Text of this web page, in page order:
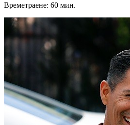
Времетраене: 60 мин.